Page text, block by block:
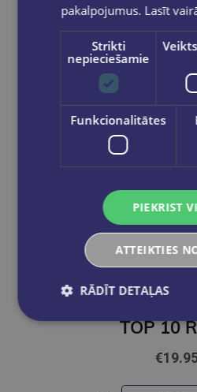
TOP 10
pakalpojumus. Lasīt
Strikti
nepieciešamie
Funkcionalitātes
PIEKRIST
ATTEIKTIES
RĀDĪT DETAĻAS